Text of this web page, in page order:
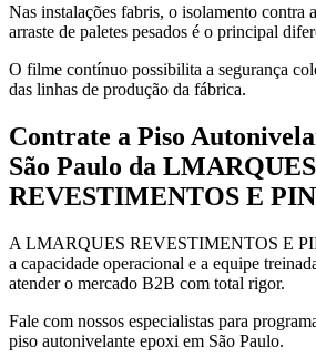
Nas instalações fabris, o isolamento contra
arraste de paletes pesados é o principal
O filme contínuo possibilita a segurança
das linhas de produção da fábrica.
Contrate a Piso
São Paulo da LMARQUES
REVESTIMENTOS E
A LMARQUES REVESTIMENTOS E
a capacidade operacional e a equipe
atender o mercado B2B com total rigor.
Fale com nossos especialistas para
piso autonivelante epoxi em São Paulo.